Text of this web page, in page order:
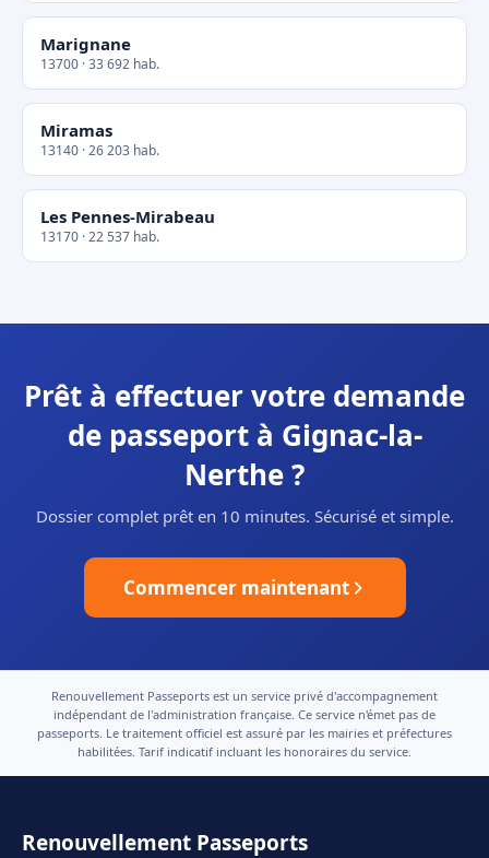
Marignane
13700 · 33 692 hab.
Miramas
13140 · 26 203 hab.
Les Pennes-Mirabeau
13170 · 22 537 hab.
Prêt à effectuer votre demande
de passeport à Gignac-la-
Nerthe ?
Dossier complet prêt en 10 minutes. Sécurisé et simple.
Commencer maintenant
Renouvellement Passeports est un service privé d'accompagnement
indépendant de l'administration française. Ce service n'émet pas de
passeports. Le traitement officiel est assuré par les mairies et préfectures
habilitées. Tarif indicatif incluant les honoraires du service.
Renouvellement Passeports